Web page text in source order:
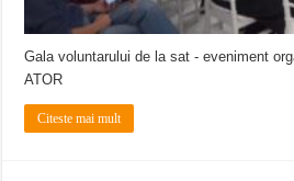
Gala voluntarului de la sat - eveniment
ATOR
Citeste mai mult